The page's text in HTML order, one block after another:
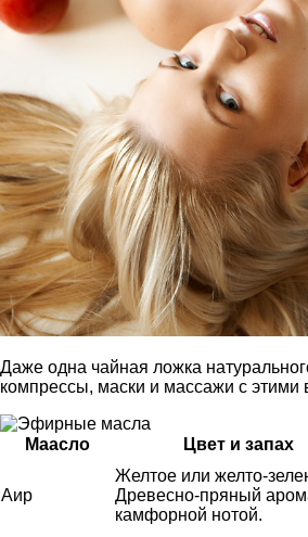
Даже одна чайная ложка
компрессы, маски и массажи с
Маасло Цвет и запах
Аир
Желтое или желто-
Древесно-пряный
камфорной нотой.